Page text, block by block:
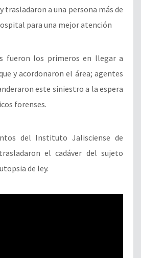
trasladaron a una persona más de
para una mejor atención
fueron los primeros en llegar a
y acordonaron el área; agentes
este siniestro a la espera
forenses.
del Instituto Jalisciense de
el cadáver del sujeto
de ley.